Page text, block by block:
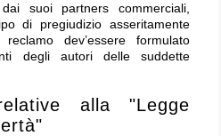
suoi partners commerciali,
di pregiudizio asseritamente
dev’essere formulato
degli autori delle suddette
alla "Legge